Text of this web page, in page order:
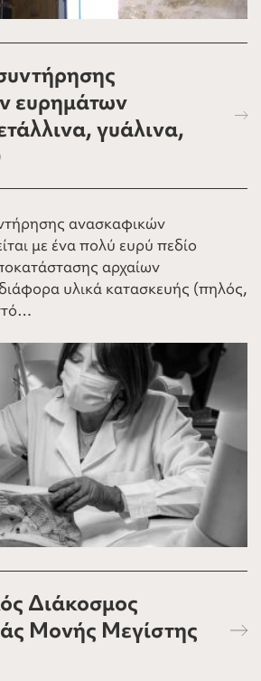
ευρημάτων
γυάλινα,
ανασκαφικών
με ένα πολύ ευρύ πεδίο
αρχαίων
υλικά κατασκευής (πηλός,
Διάκοσμος
Μονής Μεγίστης